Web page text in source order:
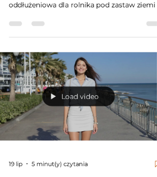
oddłużeniowa dla rolnika pod zastaw ziemi
i KRD. Jako niezależny inwestor oferuję
pożyczki pod zastaw gruntów rolnych w
balonowych). Gwarantuję 100%
bezpieczeństwa – zabezpieczeniem jest
wyłącznie wpis do Działu IV KW, co oznacza
kategoryczny brak umów przewłaszczenia.
Zadzwoń i zachowaj własność swojej ziemi!
Load video
19 lip 5 minut(y) czytania